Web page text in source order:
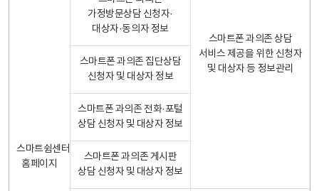
스마트쉼센터
홈페이지
스마트폰 과의존 상담
서비스 제공을 위한 신청자
및 대상자 등 정보관리
가정방문상담 신청자·
대상자·동의자 정보
스마트폰 과의존 집단상담
신청자 및 대상자 정보
스마트폰 과의존 전화·포털
상담 신청자 및 대상자 정보
스마트폰 과의존 게시판
상담 신청자 및 대상자 정보